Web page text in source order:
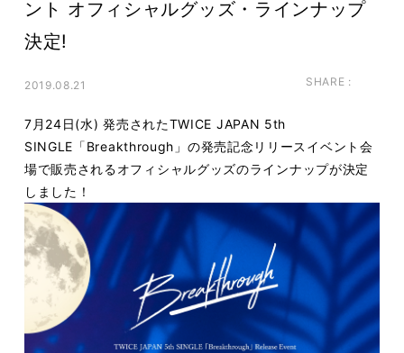
ント オフィシャルグッズ・ラインナップ
決定!
2019.08.21 SHARE :
7月24日(水) 発売されたTWICE JAPAN 5th
SINGLE「Breakthrough」の発売記念リリースイベント会
場で販売されるオフィシャルグッズのラインナップが決定
しました！